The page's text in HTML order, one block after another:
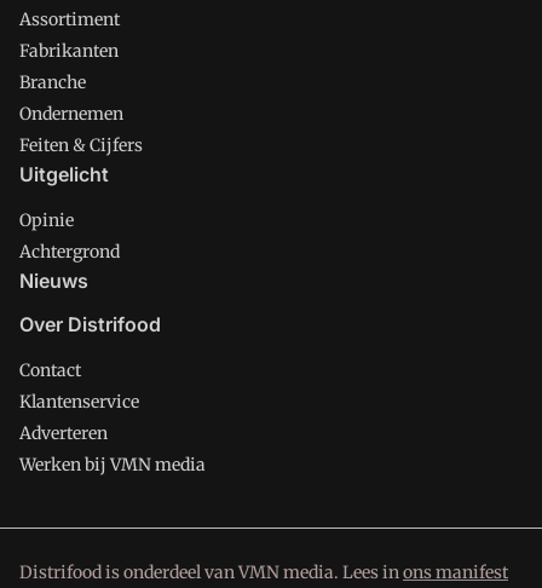
Assortiment
Fabrikanten
Branche
Ondernemen
Feiten & Cijfers
Uitgelicht
Opinie
Achtergrond
Nieuws
Over Distrifood
Contact
Klantenservice
Adverteren
Werken bij VMN media
Distrifood is onderdeel van VMN media. Lees inons manifest